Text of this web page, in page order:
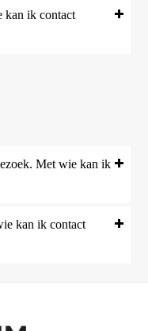
kan ik contact
Met wie kan ik
kan ik contact